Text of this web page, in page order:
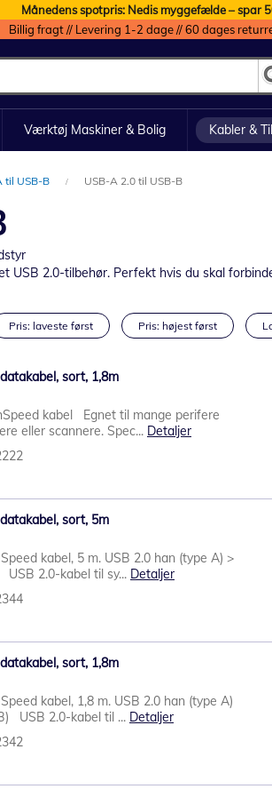
Månedens spotpris: Nedis myggefælde – spar
Billig fragt // Levering 1-2 dage // 60 dages
Værktøj Maskiner & Bolig Kabler &
til USB-B USB-A 2.0 til USB-B
USB 2.0-tilbehør. Perfekt hvis du skal
Pris: laveste først Pris: højest først
sort, 1,8m
kabel Egnet til mange perifere
eller scannere. Spec... Detaljer
sort, 5m
kabel, 5 m. USB 2.0 han (type A) >
2.0-kabel til sy... Detaljer
sort, 1,8m
kabel, 1,8 m. USB 2.0 han (type A)
USB 2.0-kabel til ... Detaljer